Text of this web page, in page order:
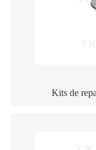
Kits de